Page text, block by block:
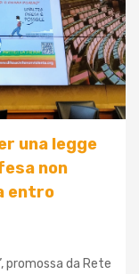
una legge
non
entro
promossa da Rete